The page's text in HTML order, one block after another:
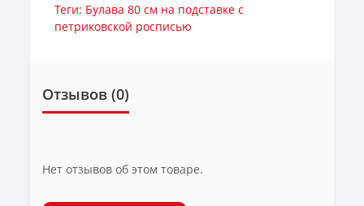
Теги: Булава 80 см на подставке с
петриковской росписью
Отзывов (0)
Нет отзывов об этом товаре.